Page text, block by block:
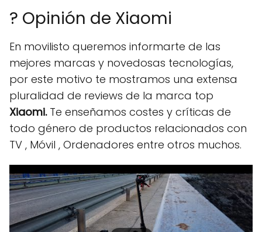
? Opinión de Xiaomi
En movilisto queremos informarte de las
mejores marcas y novedosas tecnologías,
por este motivo te mostramos una extensa
pluralidad de reviews de la marca top
Xiaomi.Te enseñamos costes y críticas de
todo género de productos relacionados con
TV , Móvil , Ordenadores entre otros muchos.